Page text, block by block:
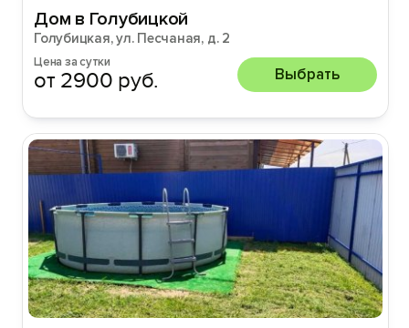
Дом в Голубицкой
Голубицкая, ул. Песчаная, д. 2
Цена за сутки
от 2900 руб. Выбрать